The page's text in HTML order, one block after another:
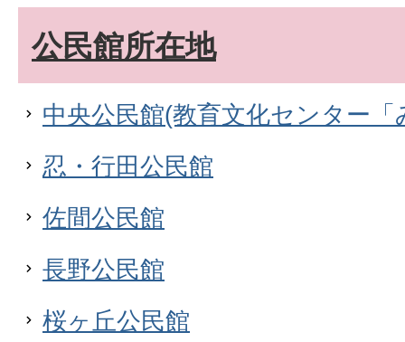
公民館所在地
中央公民館(教育文化センター「
忍・行田公民館
佐間公民館
長野公民館
桜ヶ丘公民館